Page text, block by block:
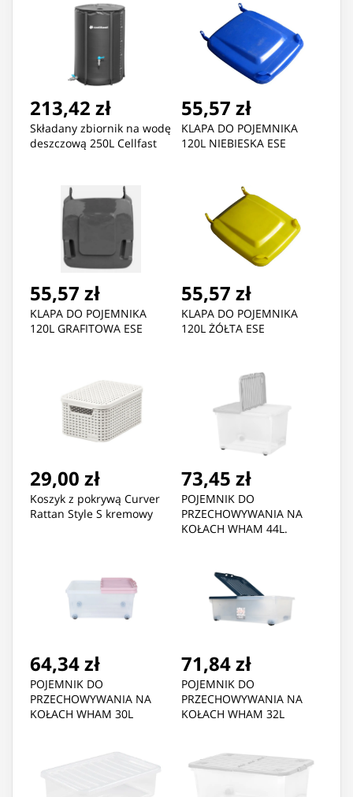
213,42 zł
Składany zbiornik na wodę
deszczową 250L Cellfast
55,57 zł
KLAPA DO POJEMNIKA
120L NIEBIESKA ESE
55,57 zł
KLAPA DO POJEMNIKA
120L GRAFITOWA ESE
55,57 zł
KLAPA DO POJEMNIKA
120L ŻÓŁTA ESE
29,00 zł
Koszyk z pokrywą Curver
Rattan Style S kremowy
73,45 zł
POJEMNIK DO
PRZECHOWYWANIA NA
KOŁACH WHAM 44L.
64,34 zł
POJEMNIK DO
PRZECHOWYWANIA NA
KOŁACH WHAM 30L
71,84 zł
POJEMNIK DO
PRZECHOWYWANIA NA
KOŁACH WHAM 32L